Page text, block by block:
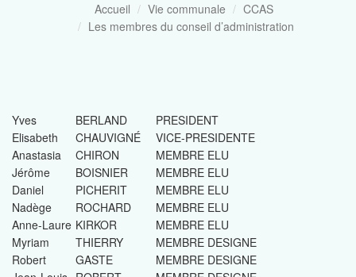
Accueil Vie communale
CCAS
Les membres du conseil d’administration
Yves BERLAND
PRESIDENT
Elisabeth
CHAUVIGNÉ
VICE-PRESIDENTE
Anastasia
CHIRON
MEMBRE ELU
Jérôme
BOISNIER
MEMBRE ELU
Daniel
PICHERIT
MEMBRE ELU
Nadège
ROCHARD
MEMBRE ELU
Anne-Laure KIRKOR
MEMBRE ELU
Myriam
THIERRY
MEMBRE DESIGNE
Robert
GASTE
MEMBRE DESIGNE